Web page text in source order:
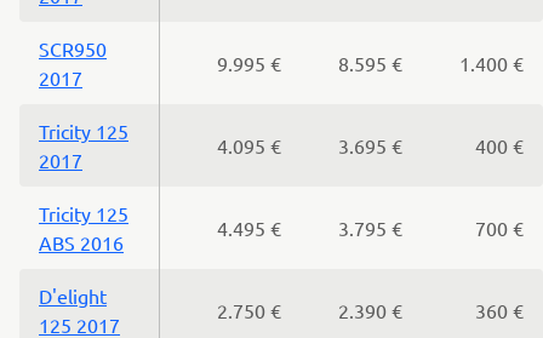
SCR950
2017
9.995 € 8.595 € 1.400 €
Tricity 125
2017
4.095 € 3.695 € 400 €
Tricity 125
ABS 2016
4.495 € 3.795 € 700 €
D'elight
125 2017
2.750 € 2.390 € 360 €